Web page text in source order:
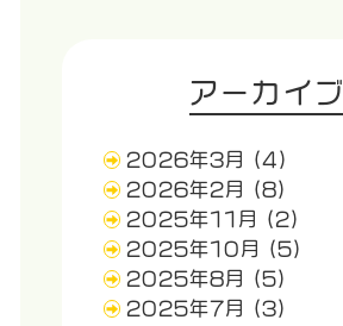
アーカイブ
2026年3月
(4)
2026年2月
(8)
2025年11月
(2)
2025年10月
(5)
2025年8月
(5)
2025年7月
(3)